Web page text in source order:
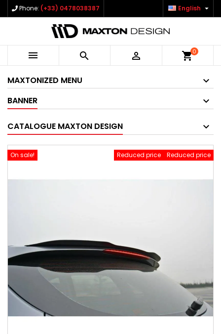
Phone: (+33) 0478038387 English 
   shopping_cart0
MAXTONIZED MENU
BANNER
CATALOGUE MAXTON DESIGN
On sale! Reduced price
Reduced price